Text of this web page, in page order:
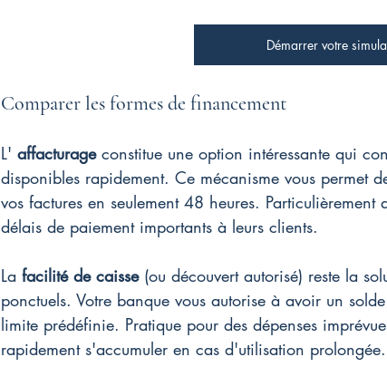
Démarrer votre
Comparer les formes de financement
L' affacturage constitue une option intéressante qui
disponibles rapidement. Ce mécanisme vous permet
vos factures en seulement 48 heures.
délais de paiement importants à leurs clients.
La facilité de caisse (ou découvert autorisé) reste la
ponctuels. Votre banque vous autorise à avoir un
limite prédéfinie. Pratique pour des dépenses
rapidement s'accumuler en cas d'utilisation prolongée.